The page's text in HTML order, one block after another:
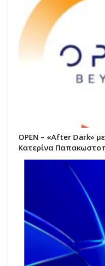
OPEN – «After Dark»
Κατερίνα